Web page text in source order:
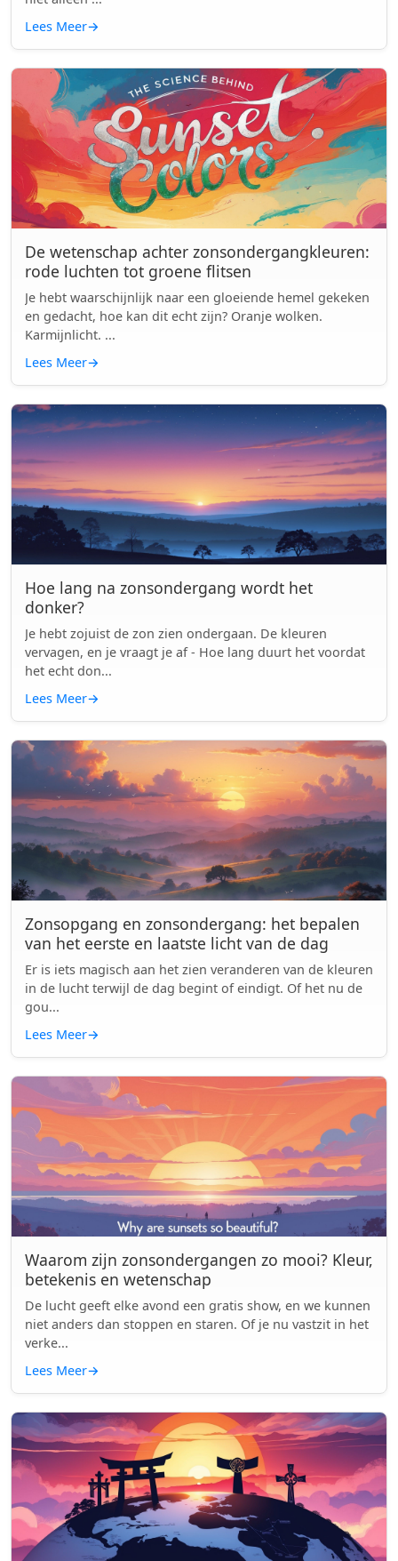
Lees Meer→
De wetenschap achter zonsondergangkleuren:
rode luchten tot groene flitsen
Je hebt waarschijnlijk naar een gloeiende hemel gekeken
en gedacht, hoe kan dit echt zijn? Oranje wolken.
Karmijnlicht. ...
Lees Meer→
Hoe lang na zonsondergang wordt het
donker?
Je hebt zojuist de zon zien ondergaan. De kleuren
vervagen, en je vraagt je af - Hoe lang duurt het voordat
het echt don...
Lees Meer→
Zonsopgang en zonsondergang: het bepalen
van het eerste en laatste licht van de dag
Er is iets magisch aan het zien veranderen van de kleuren
in de lucht terwijl de dag begint of eindigt. Of het nu de
gou...
Lees Meer→
Waarom zijn zonsondergangen zo mooi? Kleur,
betekenis en wetenschap
De lucht geeft elke avond een gratis show, en we kunnen
niet anders dan stoppen en staren. Of je nu vastzit in het
verke...
Lees Meer→